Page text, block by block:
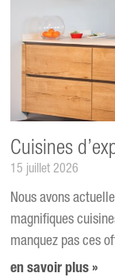
Cuisines
15 juillet 2026
Nous avons
magnifiques
manquez pas ces
en savoir plus »